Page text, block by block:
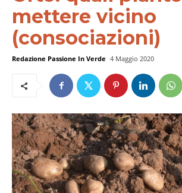
mettere vicino
(consociazioni)
Redazione Passione In Verde 4 Maggio 2020